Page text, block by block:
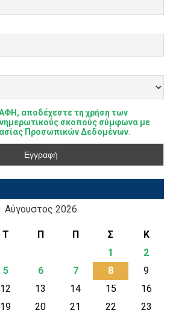
αποδέχεστε τη χρήση των
σκοπούς σύμφωνα με
Προσωπικών Δεδομένων.
Αύγουστος 2026
Τ Π Π Σ
Κ
1
2
5 6 7 8
9
12 13 14 15
16
19 20 21 22
23